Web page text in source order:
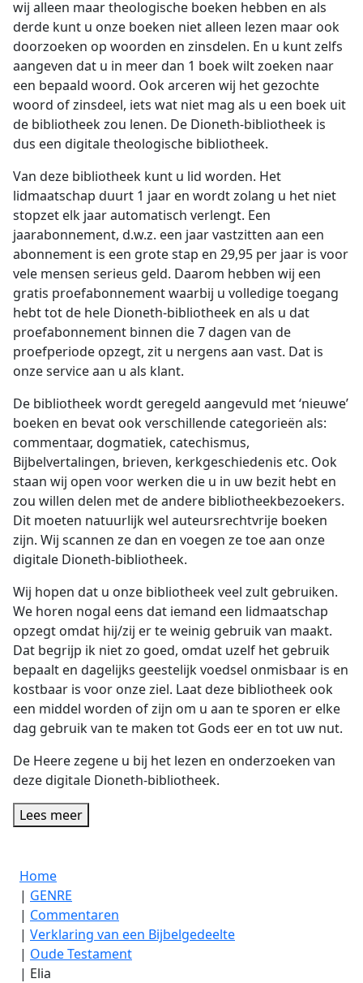
wij alleen maar theologische boeken hebben en als
derde kunt u onze boeken niet alleen lezen maar ook
doorzoeken op woorden en zinsdelen. En u kunt zelfs
aangeven dat u in meer dan 1 boek wilt zoeken naar
een bepaald woord. Ook arceren wij het gezochte
woord of zinsdeel, iets wat niet mag als u een boek uit
de bibliotheek zou lenen. De Dioneth-bibliotheek is
dus een digitale theologische bibliotheek.
Van deze bibliotheek kunt u lid worden. Het
lidmaatschap duurt 1 jaar en wordt zolang u het niet
stopzet elk jaar automatisch verlengt. Een
jaarabonnement, d.w.z. een jaar vastzitten aan een
abonnement is een grote stap en 29,95 per jaar is voor
vele mensen serieus geld. Daarom hebben wij een
gratis proefabonnement waarbij u volledige toegang
hebt tot de hele Dioneth-bibliotheek en als u dat
proefabonnement binnen die 7 dagen van de
proefperiode opzegt, zit u nergens aan vast. Dat is
onze service aan u als klant.
De bibliotheek wordt geregeld aangevuld met ‘nieuwe’
boeken en bevat ook verschillende categorieën als:
commentaar, dogmatiek, catechismus,
Bijbelvertalingen, brieven, kerkgeschiedenis etc. Ook
staan wij open voor werken die u in uw bezit hebt en
zou willen delen met de andere bibliotheekbezoekers.
Dit moeten natuurlijk wel auteursrechtvrije boeken
zijn. Wij scannen ze dan en voegen ze toe aan onze
digitale Dioneth-bibliotheek.
Wij hopen dat u onze bibliotheek veel zult gebruiken.
We horen nogal eens dat iemand een lidmaatschap
opzegt omdat hij/zij er te weinig gebruik van maakt.
Dat begrijp ik niet zo goed, omdat uzelf het gebruik
bepaalt en dagelijks geestelijk voedsel onmisbaar is en
kostbaar is voor onze ziel. Laat deze bibliotheek ook
een middel worden of zijn om u aan te sporen er elke
dag gebruik van te maken tot Gods eer en tot uw nut.
De Heere zegene u bij het lezen en onderzoeken van
deze digitale Dioneth-bibliotheek.
Lees meer
Home
| GENRE
| Commentaren
| Verklaring van een Bijbelgedeelte
| Oude Testament
| Elia